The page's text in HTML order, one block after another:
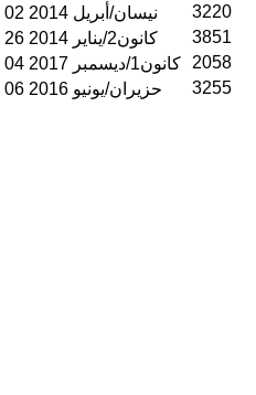
02 نيسان/أبريل 2014
3220
26 كانون2/يناير 2014
3851
04 كانون1/ديسمبر 2017
2058
06 حزيران/يونيو 2016 3255